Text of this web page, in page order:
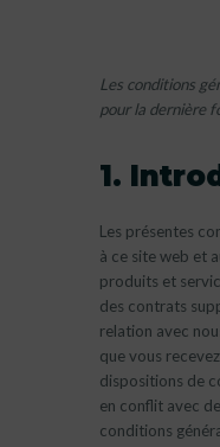
Les conditions
pour la dernière
1.
Les présentes
à ce site web et
produits et
des contrats
relation avec
que vous
dispositions de
en conflit avec
conditions